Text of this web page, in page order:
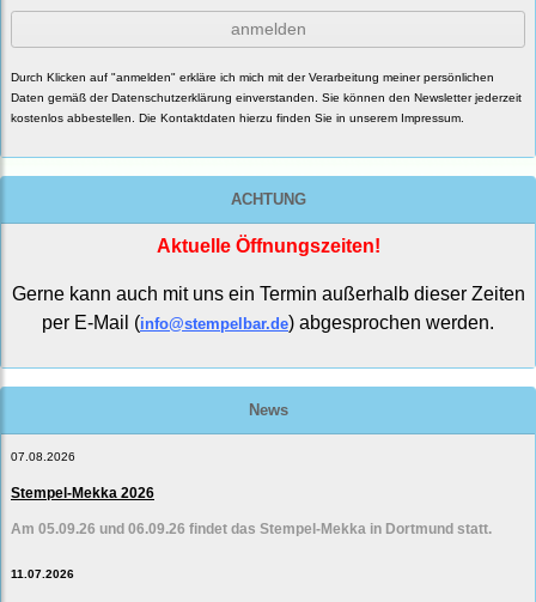
anmelden
Durch Klicken auf "anmelden" erkläre ich mich mit der Verarbeitung meiner persönlichen
Daten gemäß derDatenschutzerklärung einverstanden. Sie können den Newsletter jederzeit
kostenlos abbestellen. Die Kontaktdaten hierzu finden Sie in unserem Impressum.
ACHTUNG
Aktuelle Öffnungszeiten!
Gerne kann auch mit uns ein Termin außerhalb dieser Zeiten
per E-Mail (info@stempelbar.de) abgesprochen werden.
News
07.08.2026
Stempel-Mekka 2026
Am 05.09.26 und 06.09.26 findet das Stempel-Mekka in Dortmund statt.
11.07.2026